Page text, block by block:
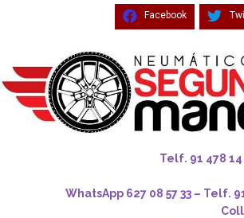
Facebook
Telf. 91 478 14 19
WhatsApp 627 08 57 33 – Telf.